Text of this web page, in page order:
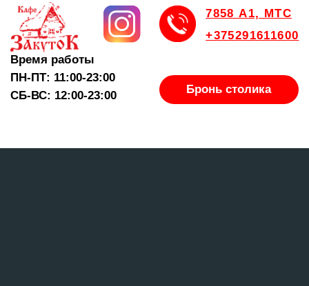
Время работы
ПН-ПТ: 11:00-23:00
СБ-ВС: 12:00-23:00
7858 А1, МТС
+375291611600